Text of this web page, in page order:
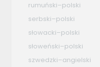
rumuński–polski
serbski–polski
słowacki–polski
słoweński–polski
szwedzki–angielski